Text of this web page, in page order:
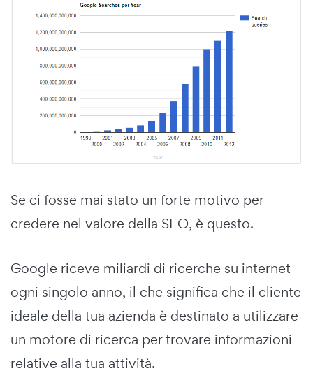
Se ci fosse mai stato un forte motivo per
credere nel valore della SEO, è questo.
Google riceve miliardi di ricerche su internet
ogni singolo anno, il che significa che il cliente
ideale della tua azienda è destinato a utilizzare
un motore di ricerca per trovare informazioni
relative alla tua attività.